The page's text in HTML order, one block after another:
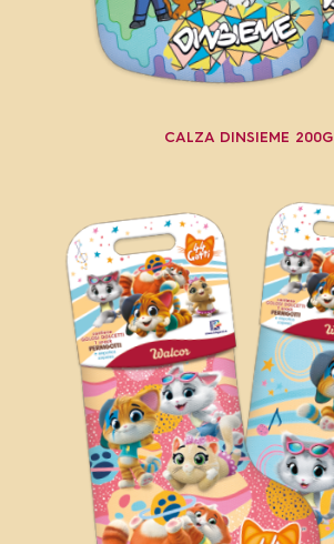
CALZA DINSIEME 200G